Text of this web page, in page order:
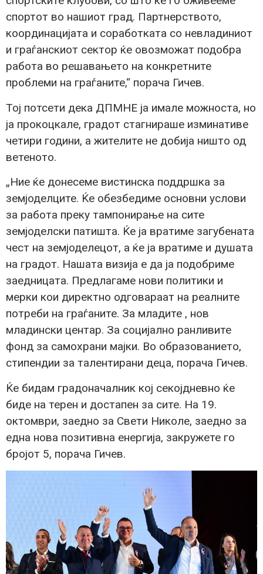
спортот во нашиот град. Партнерството,
координацијата и соработката со невладиниот
и граѓанскиот сектор ќе овозможат подобра
работа во решавањето на конкретните
проблеми на граѓаните,“ порача Гичев.
Тој потсети дека ДПМНЕ ја имале можноста, но
ја прокоцкале, градот стагнираше изминативе
четири години, а жителите не добија ништо од
ветеното.
„Ние ќе донесеме вистинска поддршка за
земјоделците. Ќе обезбедиме основни услови
за работа преку тампонирање на сите
земјоделски патишта. Ќе ја вратиме загубената
чест на земјоделецот, а ќе ја вратиме и душата
на градот. Нашата визија е да ја подобриме
заедницата. Предлагаме нови политики и
мерки кои директно одговараат на реалните
потреби на граѓаните. За младите , нов
младински центар. За социјално ранливите
фонд за самохрани мајки. Во образованието,
стипендии за талентирани деца, порача Гичев.
Ќе бидам градоначалник кој секојдневно ќе
биде на терен и достапен за сите. На 19.
октомври, заедно за Свети Николе, заедно за
една нова позитивна енергија, закружете го
бројот 5, порача Гичев.